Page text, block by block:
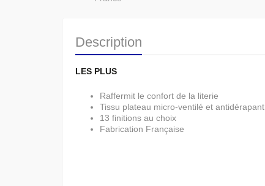
Description
LES PLUS
Raffermit le confort de la literie
Tissu plateau micro-ventilé et antidérapant
13 finitions au choix
Fabrication Française